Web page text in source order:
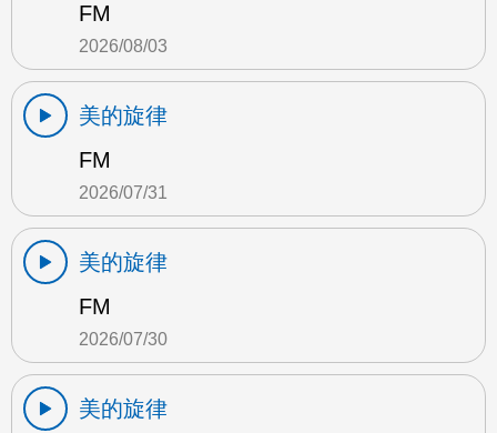
FM
2026/08/03
美的旋律
FM
2026/07/31
美的旋律
FM
2026/07/30
美的旋律